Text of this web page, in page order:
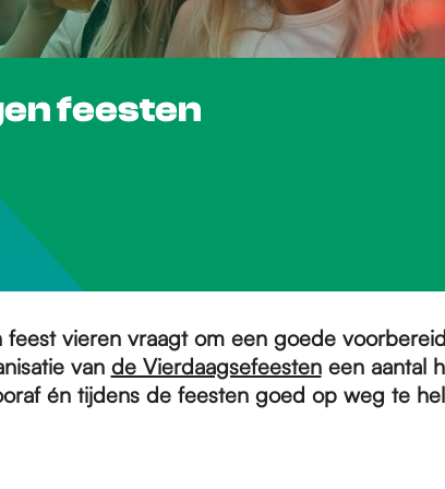
feesten
feest vieren vraagt om een goede
van de Vierdaagsefeesteneen aantal
én tijdens de feesten goed op weg te